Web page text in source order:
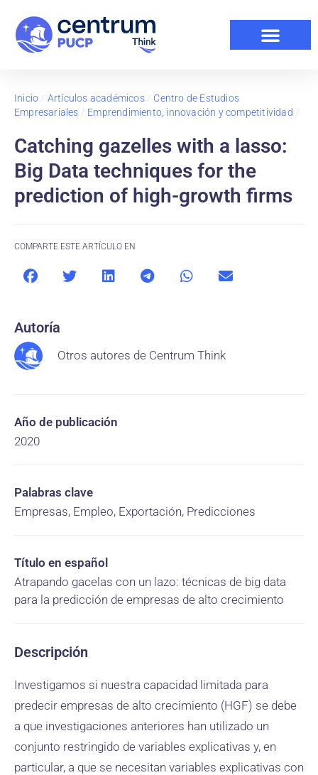
Inicio / Artículos académicos/ Centro de Estudios
Empresariales / Emprendimiento, innovación y competitividad /
Catching gazelles with a lasso:
Big Data techniques for the
prediction of high-growth firms
COMPARTE ESTE ARTÍCULO EN
Autoría
Otros autores de Centrum Think
Año de publicación
2020
Palabras clave
Empresas, Empleo, Exportación, Predicciones
Título en español
Atrapando gacelas con un lazo: técnicas de big data
para la predicción de empresas de alto crecimiento
Descripción
Investigamos si nuestra capacidad limitada para
predecir empresas de alto crecimiento (HGF) se debe
a que investigaciones anteriores han utilizado un
conjunto restringido de variables explicativas y, en
particular, a que se necesitan variables explicativas con